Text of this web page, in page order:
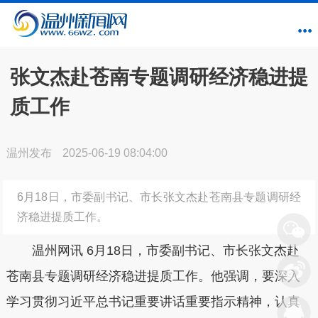
张文杰赴苍南专题调研经济稳进提
质工作
温州发布 2025-06-19 08:04:00
6月18日，市委副书记、市长张文杰赴苍南县专题调研经
济稳进提质工作。
温州网讯 6月18日，市委副书记、市长张文杰赴
苍南县专题调研经济稳进提质工作。他强调，要深入
学习贯彻习近平总书记重要讲话重要指示精神，认真